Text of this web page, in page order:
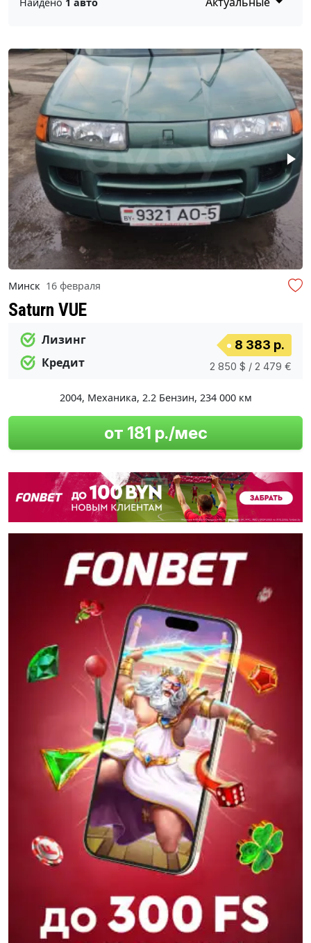
Минск 16 февраля
Saturn VUE
Лизинг
Кредит
8 383 р.
2 850 $ / 2 479 €
2004, Механика, 2.2 Бензин, 234 000 км
от 181 р./мес